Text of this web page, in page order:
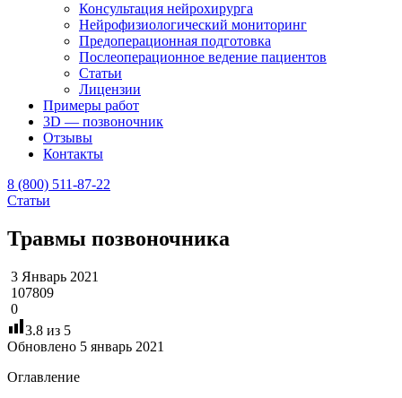
Консультация нейрохирурга
Нейрофизиологический мониторинг
Предоперационная подготовка
Послеоперационное ведение пациентов
Статьи
Лицензии
Примеры работ
3D — позвоночник
Отзывы
Контакты
8 (800) 511-87-22
Статьи
Травмы позвоночника
3 Январь 2021
107809
0
3.8 из 5
Обновлено 5 январь 2021
Оглавление